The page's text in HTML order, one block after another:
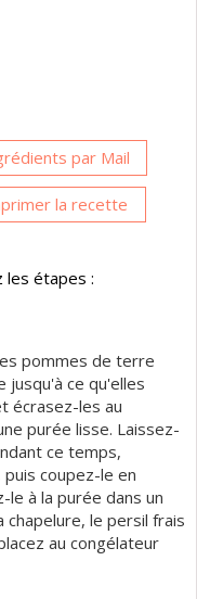
par Mail
la recette
étapes :
pommes de terre
jusqu'à ce qu'elles
écrasez-les au
purée lisse. Laissez-
ce temps,
coupez-le en
à la purée dans un
le persil frais
au congélateur